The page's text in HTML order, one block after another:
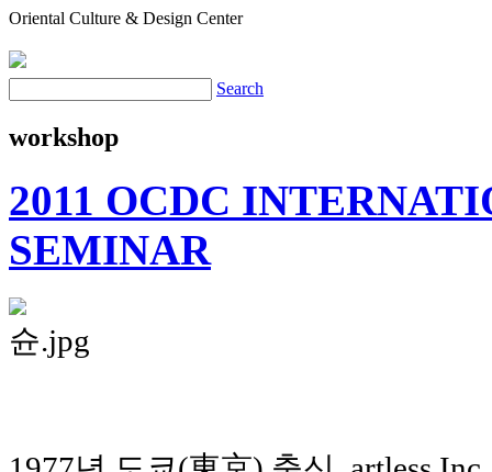
Oriental Culture & Design Center
Search
workshop
2011 OCDC
SEMINAR